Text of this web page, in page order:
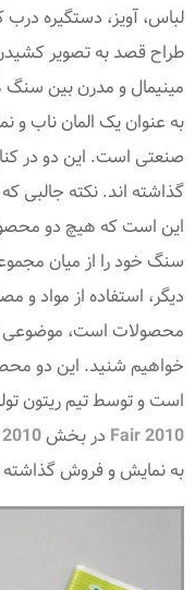
لباس، آویز، دستگیره
طراح قصد به تصویر
مینیمال و مدرن بین
به عنوان یک المان ناب و
صنعتی است. این دو در
گذاشته اند. نکته جالبی
این است که هیچ دو
سنگ خود را از میان
دیگر، استفاده از مواد
محصولات است، موضوعی که
خواهیم شنید. این دو
است و توسط تیم ریتون
Fair 2010 در بخش
به نمایش و فروش